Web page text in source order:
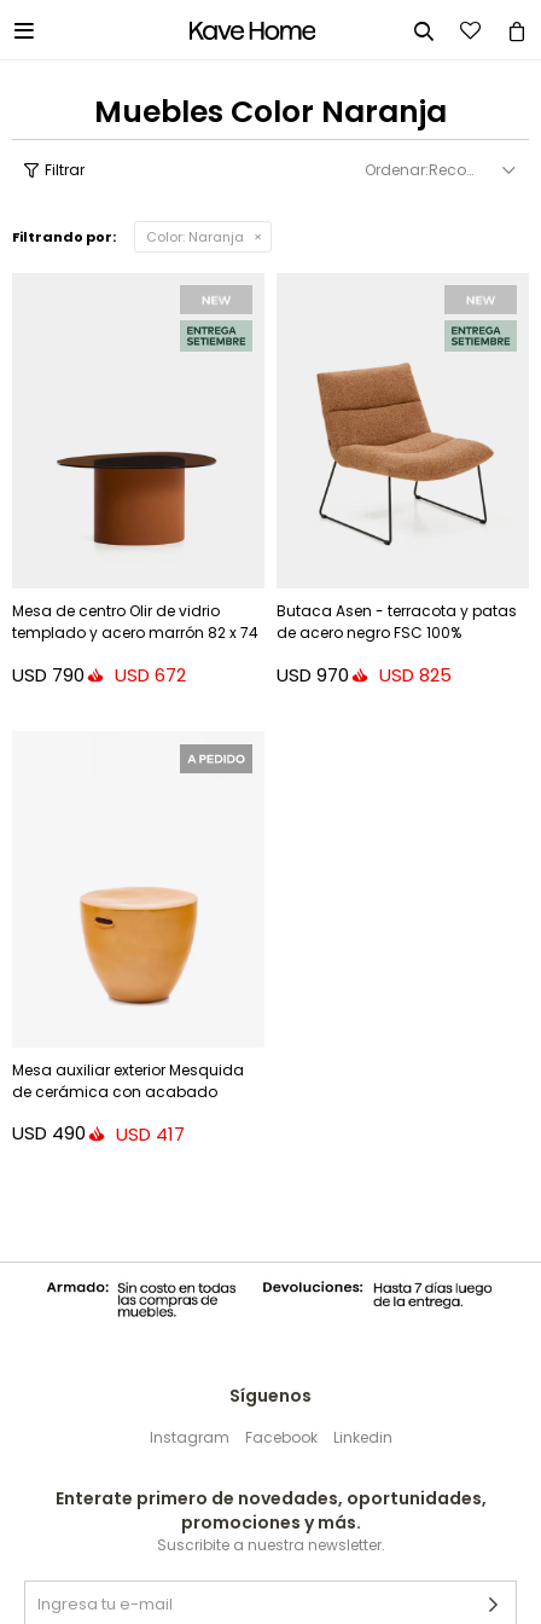
 
Muebles Color Naranja
Recomendados
Filtrando por: Color: Naranja
Mesa de centro Olir de vidrio
templado y acero marrón 82 x 74
USD 790 USD 672
Butaca Asen - terracota y patas
de acero negro FSC 100%
USD 970 USD 825
Mesa auxiliar exterior Mesquida
de cerámica con acabado
USD 490 USD 417
Síguenos
Instagram Facebook Linkedin
Enterate primero de novedades, oportunidades,
promociones y más.
Suscribite a nuestra newsletter.